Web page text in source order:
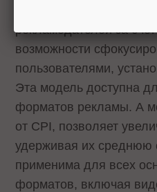
рекламодателей за
возможности
пользователями,
Эта модель доступна
форматов рекламы. А
от CPI, позволяет
удерживая их среднюю
применима для всех
форматов, включая